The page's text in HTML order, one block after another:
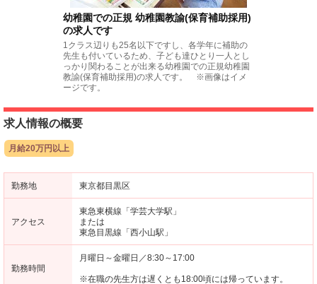
幼稚園での正規 幼稚園教諭(保育補助採用)
の求人です
1クラス辺りも25名以下ですし、各学年に補助の
先生も付いているため、子ども達ひとり一人とし
っかり関わることが出来る幼稚園での正規幼稚園
教諭(保育補助採用)の求人です。 ※画像はイメ
ージです。
求人情報の概要
月給20万円以上
勤務地 東京都目黒区
アクセス
東急東横線「学芸大学駅」
または
東急目黒線「西小山駅」
勤務時間
月曜日～金曜日／8:30～17:00
※在職の先生方は遅くとも18:00頃には帰っています。